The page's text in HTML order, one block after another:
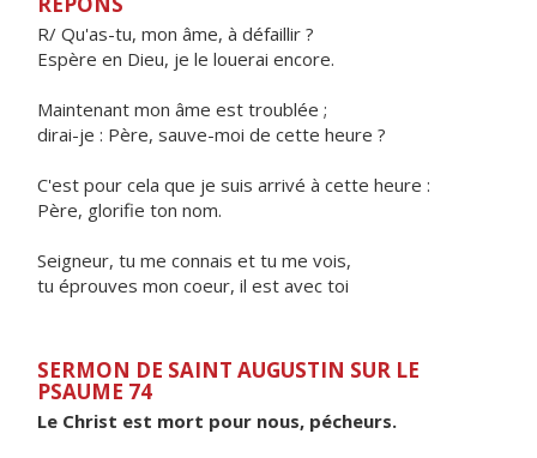
R/ Qu'as-tu, mon âme, à défaillir ?
Espère en Dieu, je le louerai encore.
Maintenant mon âme est troublée ;
dirai-je : Père, sauve-moi de cette heure ?
C'est pour cela que je suis arrivé à cette heure :
Père, glorifie ton nom.
Seigneur, tu me connais et tu me vois,
tu éprouves mon coeur, il est avec toi
SERMON DE SAINT AUGUSTIN SUR LE
PSAUME 74
Le Christ est mort pour nous, pécheurs.